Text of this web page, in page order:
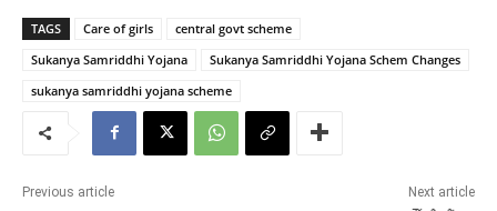
TAGS Care of girls
central govt scheme
Sukanya Samriddhi Yojana
Sukanya Samriddhi Yojana Schem Changes
sukanya samriddhi yojana scheme
Previous article Next article